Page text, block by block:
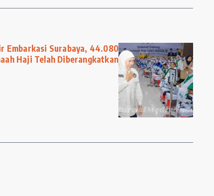
Embarkasi Surabaya, 44.080
Haji Telah Diberangkatkan